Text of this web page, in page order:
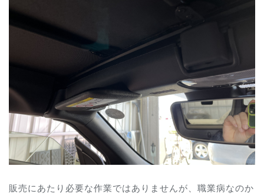
販売にあたり必要な作業ではありませんが、職業病なのか